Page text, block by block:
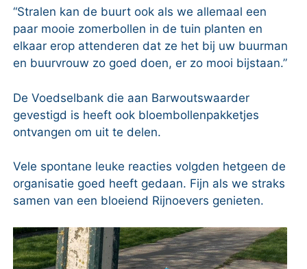
“Stralen kan de buurt ook als we allemaal een
paar mooie zomerbollen in de tuin planten en
elkaar erop attenderen dat ze het bij uw buurman
en buurvrouw zo goed doen, er zo mooi bijstaan.”
De Voedselbank die aan Barwoutswaarder
gevestigd is heeft ook bloembollenpakketjes
ontvangen om uit te delen.
Vele spontane leuke reacties volgden hetgeen de
organisatie goed heeft gedaan. Fijn als we straks
samen van een bloeiend Rijnoevers genieten.